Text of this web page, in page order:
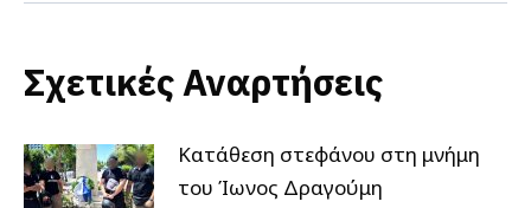
Σχετικές Αναρτήσεις
Κατάθεση στεφάνου στη μνήμη
του Ίωνος Δραγούμη